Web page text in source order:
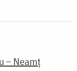
– Neamț